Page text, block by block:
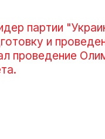
партии
и
проведение